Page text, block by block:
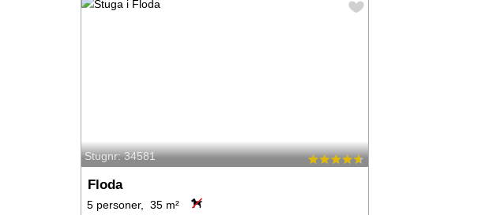
Stugnr: 34581
Floda
5 personer, 35 m²